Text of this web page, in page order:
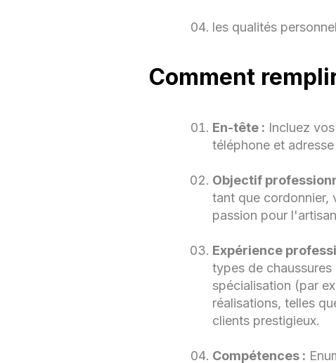
Année
les qualités
Comment
En-tête : Incluez
téléphone et
Objectif
tant que cordonnier,
passion pour
Expérience
types de
spécialisation (par
réalisations, telles
clients prestigieux.
Compétences :